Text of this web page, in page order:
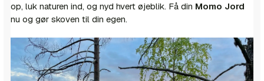
op, luk naturen ind, og nyd hvert øjeblik. Få din Momo Jord
nu og gør skoven til din egen.